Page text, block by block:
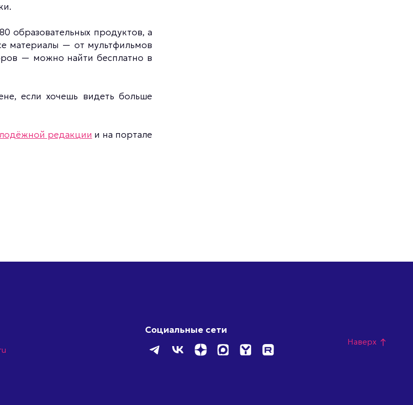
образовательных продуктов, а
материалы — от мультфильмов
— можно найти бесплатно в
если хочешь видеть больше
редакции и на портале
Социальные сети
Наверх north